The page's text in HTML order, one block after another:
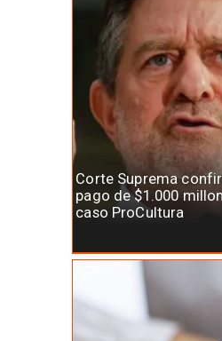
Corte Suprema
pago de $1.000
caso ProCultura